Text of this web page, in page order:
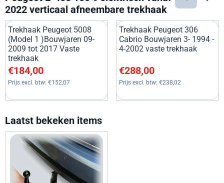
2022 verticaal afneembare trekhaak
Trekhaak Peugeot 5008
(Model 1 )Bouwjaren 09-
2009 tot 2017 Vaste
trekhaak
Prijs: 184,00, exclusief btw: 152,07
€184,00
Prijs excl. btw: €152,07
Trekhaak Peugeot 306
Cabrio Bouwjaren 3- 1994 -
4-2002 vaste trekhaak
Prijs: 288,00, exclusief btw:
€288,00
Prijs excl. btw: €238,02
Laatst bekeken items